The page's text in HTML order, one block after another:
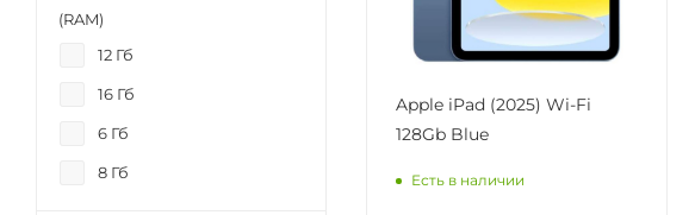
Apple iPad (2025) Wi-Fi
128Gb Blue
Есть в наличии
(RAM)
12 Гб
16 Гб
6 Гб
8 Гб